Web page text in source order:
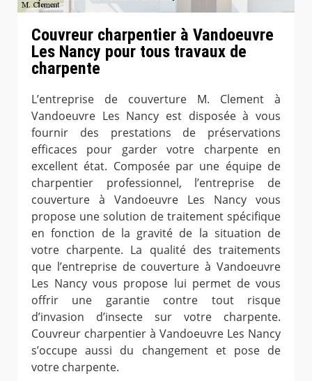
Couvreur charpentier à Vandoeuvre
Les Nancy pour tous travaux de
charpente
L’entreprise de couverture M. Clement à
Vandoeuvre Les Nancy est disposée à vous
fournir des prestations de préservations
efficaces pour garder votre charpente en
excellent état. Composée par une équipe de
charpentier professionnel, l’entreprise de
couverture à Vandoeuvre Les Nancy vous
propose une solution de traitement spécifique
en fonction de la gravité de la situation de
votre charpente. La qualité des traitements
que l’entreprise de couverture à Vandoeuvre
Les Nancy vous propose lui permet de vous
offrir une garantie contre tout risque
d’invasion d’insecte sur votre charpente.
Couvreur charpentier à Vandoeuvre Les Nancy
s’occupe aussi du changement et pose de
votre charpente.